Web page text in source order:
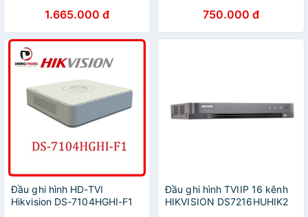
1.665.000 đ 750.000 đ
Đầu ghi hình HD-TVI
Hikvision DS-7104HGHI-F1
Đầu ghi hình TVIIP 16 kênh
HIKVISION DS7216HUHIK2